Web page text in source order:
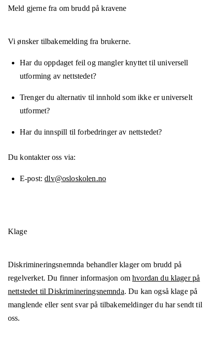
Meld gjerne fra om brudd på kravene
Vi ønsker tilbakemelding fra brukerne.
Har du oppdaget feil og mangler knyttet til universell
utforming av nettstedet?
Trenger du alternativ til innhold som ikke er universelt
utformet?
Har du innspill til forbedringer av nettstedet?
Du kontakter oss via:
E-post dlv@osloskolen.no
Klage
Diskrimineringsnemnda behandler klager om brudd på
regelverket. Du finner informasjon omhvordan du klager på
nettstedet til Diskrimineringsnemnda. Du kan også klage på
manglende eller sent svar på tilbakemeldinger du har sendt til
oss.